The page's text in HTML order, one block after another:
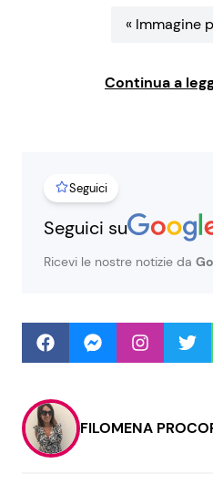
Moda e Style
News benessere
Salute
Festività
Seguici
« Immagine
Continua a
Seguici
Seguici su
Ricevi le nostre notizie da
FILOMENA